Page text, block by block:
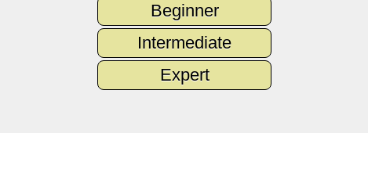
Beginner
Intermediate
Expert